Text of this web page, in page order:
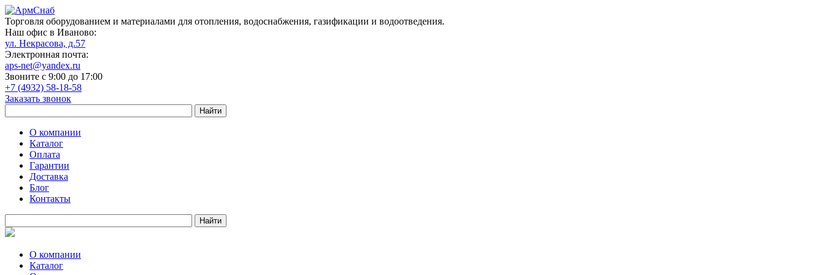
Торговля оборудованием и материалами для отопления, водоснабжения, газификации и водоотведения.
Наш офис в Иваново:
ул. Некрасова, д.57
Электронная почта:
aps-net@yandex.ru
Звоните с 9:00 до 17:00
+7 (4932) 58-18-58
Заказать звонок
О компании
Каталог
Оплата
Гарантии
Доставка
Блог
Контакты
О компании
Каталог